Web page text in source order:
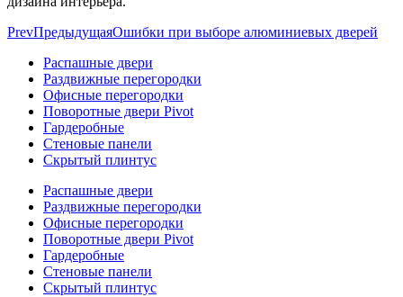
PrevПредыдущаяОшибки при выборе алюминиевых дверей
Распашные двери
Раздвижные перегородки
Офисные перегородки
Поворотные двери Pivot
Гардеробные
Стеновые панели
Скрытый плинтус
Распашные двери
Раздвижные перегородки
Офисные перегородки
Поворотные двери Pivot
Гардеробные
Стеновые панели
Скрытый плинтус